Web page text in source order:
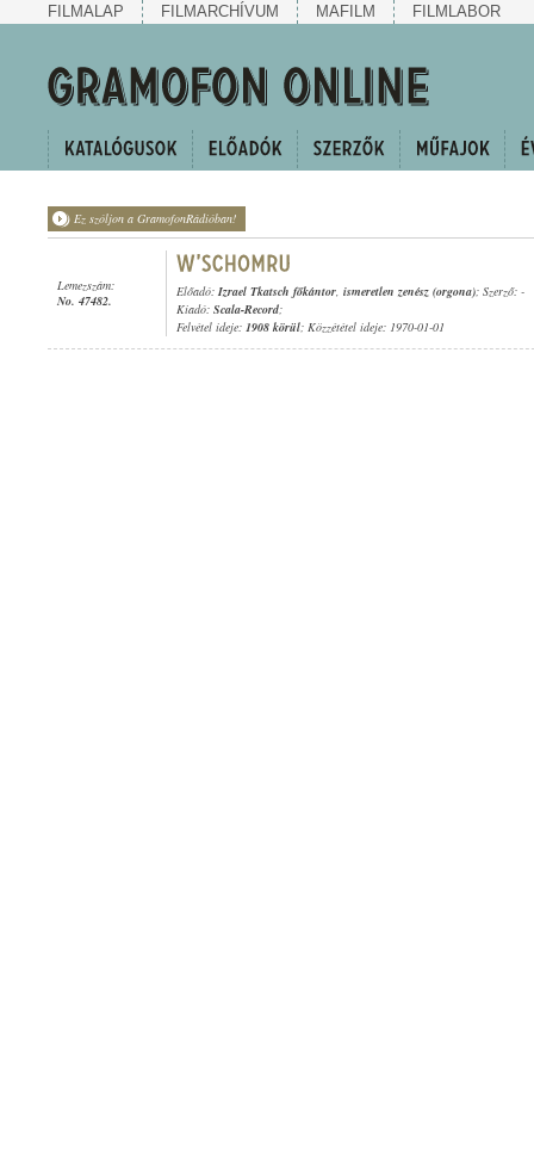
FILMALAP FILMARCHÍVUM MAFILM FILMLABOR
Ez szóljon a GramofonRádióban!
Lemezszám:
No. 47482.
Előadó: Izrael Tkatsch főkántor, ismeretlen zenész (orgona); Szerző: -
Kiadó: Scala-Record;
Felvétel ideje: 1908 körül; Közzététel ideje: 1970-01-01